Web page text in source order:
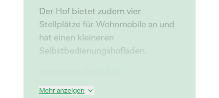
Der Hof bietet zudem vier
Stellplätze für Wohnmobile an und
hat einen kleineren
Selbstbedienungshofladen.
Mehr anzeigen